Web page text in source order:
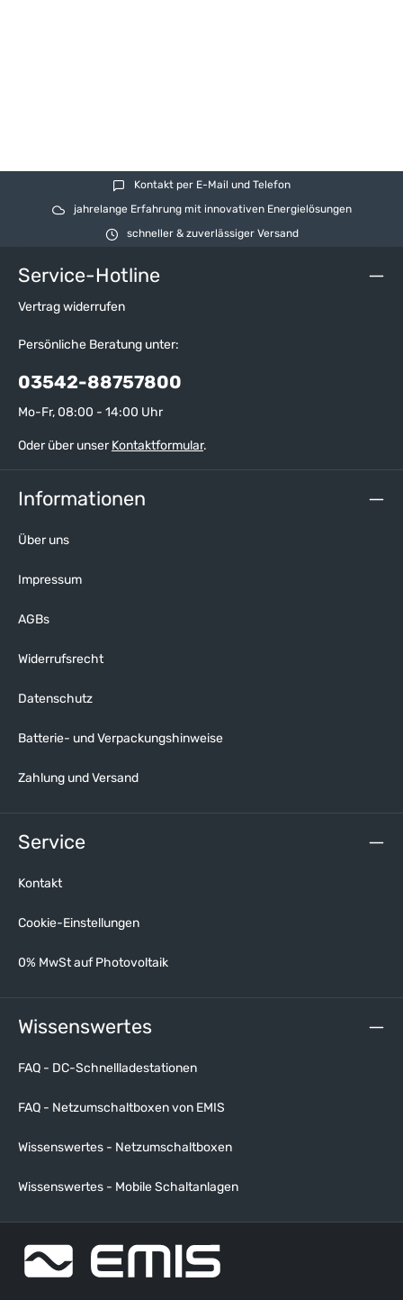
Kontakt per E-Mail und Telefon
jahrelange Erfahrung mit innovativen Energielösungen
schneller & zuverlässiger Versand
Service-Hotline
Vertrag widerrufen
Persönliche Beratung unter:
03542-88757800
Mo-Fr, 08:00 - 14:00 Uhr
Oder über unserKontaktformular.
Informationen
Über uns
Impressum
AGBs
Widerrufsrecht
Datenschutz
Batterie- und Verpackungshinweise
Zahlung und Versand
Service
Kontakt
Cookie-Einstellungen
0% MwSt auf Photovoltaik
Wissenswertes
FAQ - DC-Schnellladestationen
FAQ - Netzumschaltboxen von EMIS
Wissenswertes - Netzumschaltboxen
Wissenswertes - Mobile Schaltanlagen